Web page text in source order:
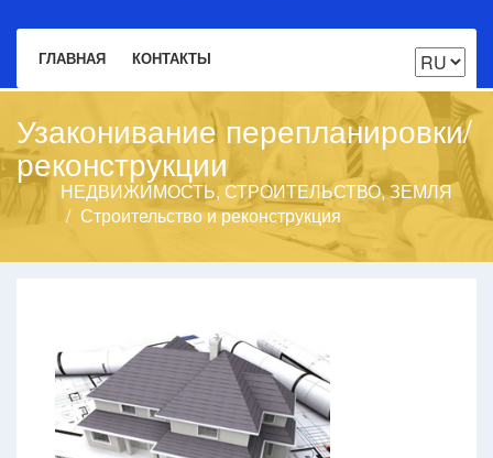
ГЛАВНАЯ КОНТАКТЫ
Узаконивание перепланировки/
реконструкции
НЕДВИЖИМОСТЬ, СТРОИТЕЛЬСТВО, ЗЕМЛЯ
Строительство и реконструкция